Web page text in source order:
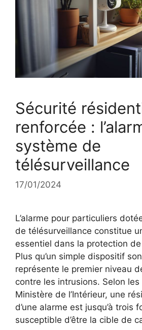
Sécurité
renforcée :
système de
télésurveillance
17/01/2024
L’alarme pour particuliers
de télésurveillance constitue
essentiel dans la protection
Plus qu’un simple dispositif
représente le premier niveau
contre les intrusions. Selon
Ministère de l’Intérieur, une
d’une alarme est jusqu’à trois
susceptible d’être la cible de